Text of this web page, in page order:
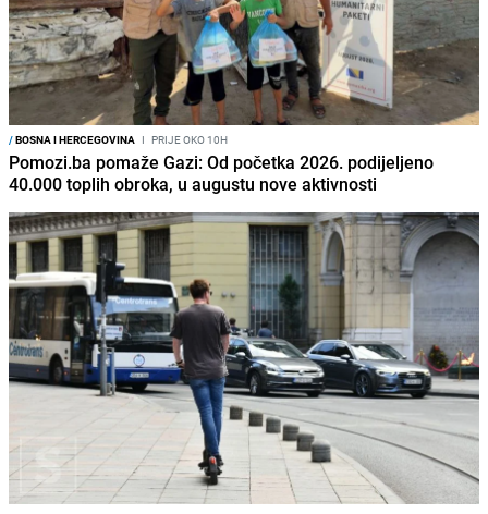
/BOSNA I HERCEGOVINA I PRIJE OKO 10H
Pomozi.ba pomaže Gazi: Od početka 2026. podijeljeno
40.000 toplih obroka, u augustu nove aktivnosti